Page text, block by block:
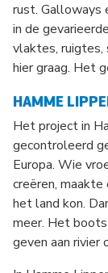
rust. Galloways
in de
vlaktes, ruigtes,
hier graag. Het
HAMME
Het project in
gecontroleerd
Europa. Wie
creëren,
het land kon.
meer. Het
geven aan rivier